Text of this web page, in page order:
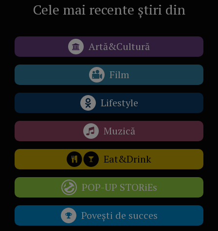
Cele mai recente știri din
Artă&Cultură
Film
Lifestyle
Muzică
Eat&Drink
POP-UP STORiEs
Povești de succes